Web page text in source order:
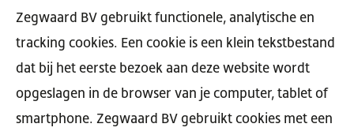
Zegwaard BV gebruikt functionele, analytische en
tracking cookies. Een cookie is een klein tekstbestand
dat bij het eerste bezoek aan deze website wordt
opgeslagen in de browser van je computer, tablet of
smartphone. Zegwaard BV gebruikt cookies met een